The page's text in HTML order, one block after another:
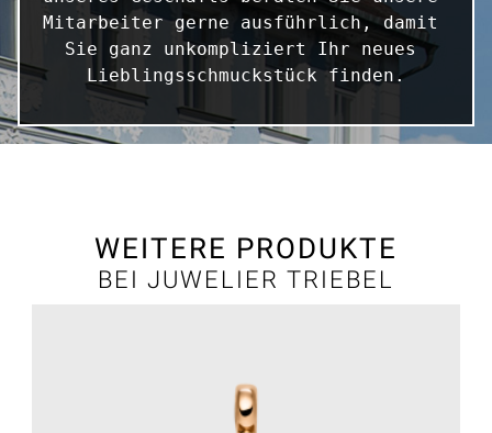
Mitarbeiter gerne ausführlich, damit
Sie ganz unkompliziert Ihr neues
Lieblingsschmuckstück finden.
WEITERE PRODUKTE
BEI JUWELIER TRIEBEL